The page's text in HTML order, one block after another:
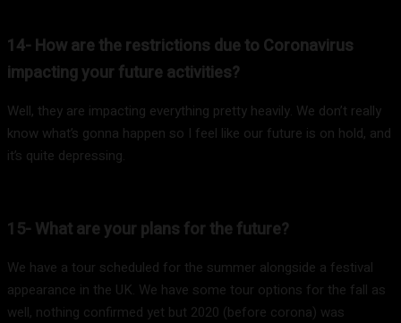
14- How are the restrictions due to Coronavirus
impacting your future activities?
Well, they are impacting everything pretty heavily. We don’t really
know what’s gonna happen so I feel like our future is on hold, and
it’s quite depressing.
15- What are your plans for the future?
We have a tour scheduled for the summer alongside a festival
appearance in the UK. We have some tour options for the fall as
well, nothing confirmed yet but 2020 (before corona) was